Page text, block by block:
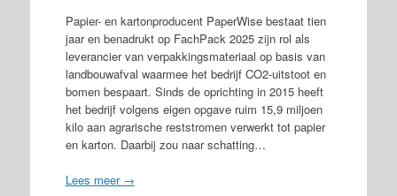
Papier- en kartonproducent PaperWise bestaat tien
jaar en benadrukt op FachPack 2025 zijn rol als
leverancier van verpakkingsmateriaal op basis van
landbouwafval waarmee het bedrijf CO2-uitstoot en
bomen bespaart. Sinds de oprichting in 2015 heeft
het bedrijf volgens eigen opgave ruim 15,9 miljoen
kilo aan agrarische reststromen verwerkt tot papier
en karton. Daarbij zou naar schatting…
Lees meer →